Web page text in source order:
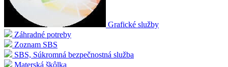
Grafické služby
Záhradné potreby
Zoznam SBS
SBS, Súkromná bezpečnostná služba
Materská škôlka